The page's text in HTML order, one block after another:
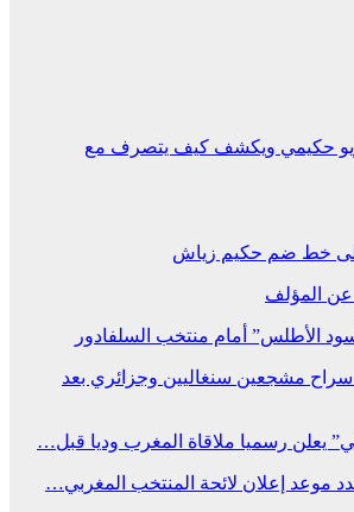
حكيمي ويكشف كيف يتصرف مع
خط ضم حكيم زياش
عن المؤلف
الأطلس” أمام منتخب السلفادور
مشجعين سنغاليين وجزائري بعد
يعلن رسميا ملاقاة المغرب وديا قبل…
موعد إعلان لائحة المنتخب المغربي…